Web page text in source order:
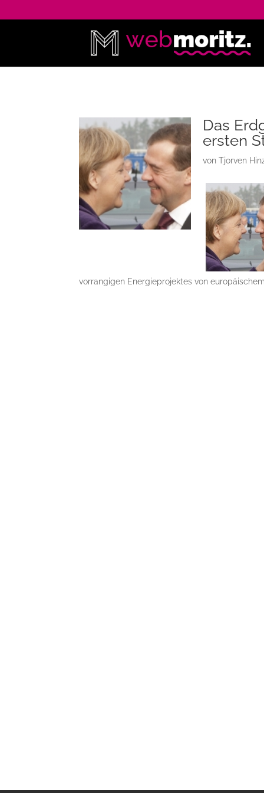
Das
ersten
vonTjorven
vorrangigen Energieprojektes von